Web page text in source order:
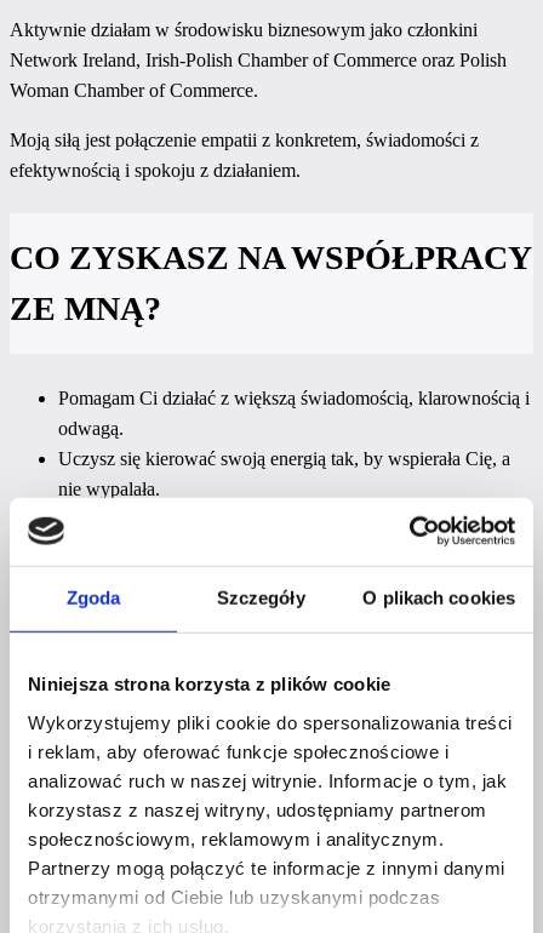
Zgoda Szczegóły O plikach cookies
Niniejsza strona korzysta z plików cookie
Wykorzystujemy pliki cookie do spersonalizowania treści
i reklam, aby oferować funkcje społecznościowe i
analizować ruch w naszej witrynie. Informacje o tym, jak
korzystasz z naszej witryny, udostępniamy partnerom
społecznościowym, reklamowym i analitycznym.
Partnerzy mogą połączyć te informacje z innymi danymi
otrzymanymi od Ciebie lub uzyskanymi podczas
korzystania z ich usług.
Aktywnie działam w środowisku biznesowym jako członkini
Network Ireland, Irish-Polish Chamber of Commerce oraz Polish
Woman Chamber of Commerce.
Moją siłą jest połączenie empatii z konkretem, świadomości z
efektywnością i spokoju z działaniem.
CO ZYSKASZ NA WSPÓŁPRACY
ZE MNĄ?
Pomagam Ci działać z większą świadomością, klarownością i
odwagą.
Uczysz się kierować swoją energią tak, by wspierała Cię, a
nie wypalała.
Zamiast wiecznego przebodźcowania – uczysz się
regenerować w kilka minut, bez wyjazdu na Bali.
poziomu „chcę” i „mogę”.
Zyskujesz lekkość, efektywność i wewnętrzną zgodę, dzięki
Zamiast gaszenia pożarów – budujesz wewnętrzny spokój i
psychiczną odporność.
Zamiast porównywania się i auto-sabotażu – wzmacniasz
pewność siebie i autentyczność.
Pokazujesz się w biznesie bez lęku i wstydu, działając z
poczucia własnej wartości.
Zamiast tłumienia emocji – uczysz się je rozpoznawać,
regulować i komunikować z uważnością.